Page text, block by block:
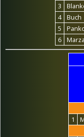
3
4
Buch
5
6
1